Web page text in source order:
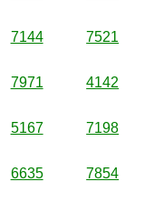
7144 7521
7971 4142
5167 7198
6635 7854